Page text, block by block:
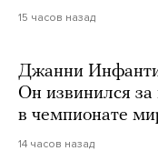
15 часов назад
Джанни
Он извинился
в чемпионате
14 часов назад